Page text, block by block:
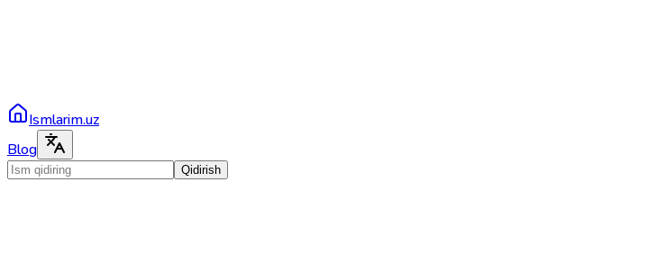
Ismlarim.uz
Blog
Qidirish